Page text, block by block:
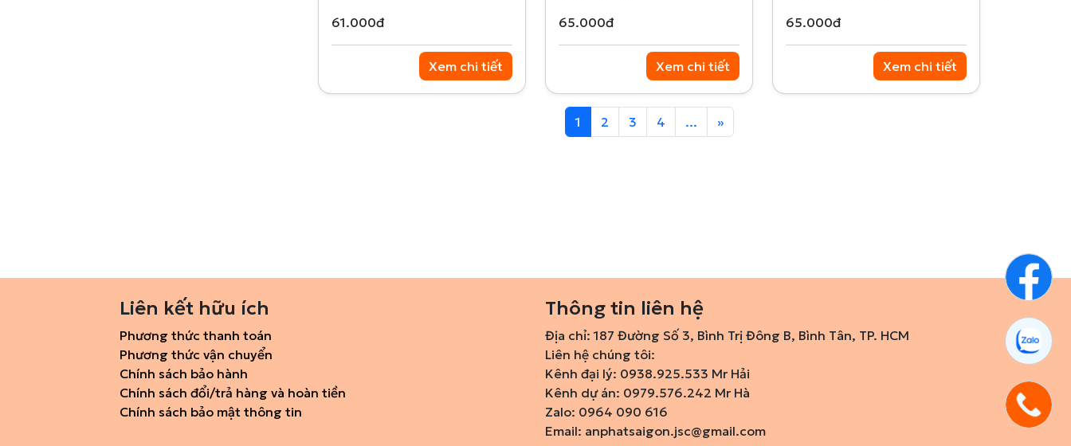
61.000đ
Xem chi tiết
65.000đ
Xem chi tiết
65.000đ
Xem chi tiết
1 2 3 4 ... »
Liên kết hữu ích
Phương thức thanh toán
Phương thức vận chuyển
Chính sách bảo hành
Chính sách đổi/trả hàng và hoàn tiền
Chính sách bảo mật thông tin
Thông tin liên hệ
Địa chỉ: 187 Đường Số 3, Bình Trị Đông B, Bình Tân, TP. HCM
Liên hệ chúng tôi:
Kênh đại lý: 0938.925.533 Mr Hải
Kênh dự án: 0979.576.242 Mr Hà
Zalo: 0964 090 616
Email: anphatsaigon.jsc@gmail.com